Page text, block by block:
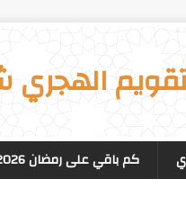
الهجري
كم باقي على رمضان 2026